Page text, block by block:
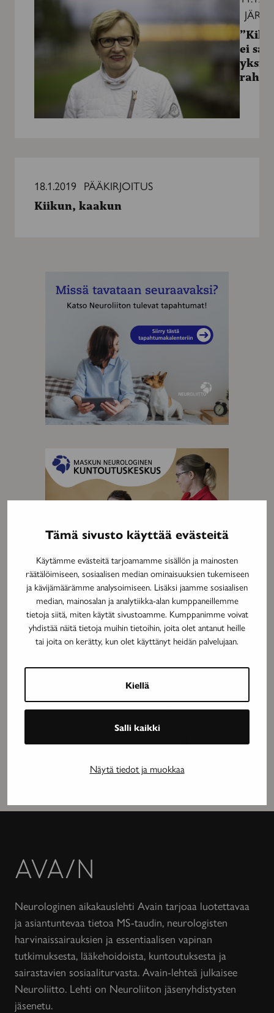
Tämä sivusto käyttää evästeitä
Käytämme evästeitä tarjoamamme sisällön ja mainosten
räätälöimiseen, sosiaalisen median ominaisuuksien tukemiseen
ja kävijämäärämme analysoimiseen. Lisäksi jaamme sosiaalisen
median, mainosalan ja analytiikka-alan kumppaneillemme
tietoja siitä, miten käytät sivustoamme. Kumppanimme voivat
yhdistää näitä tietoja muihin tietoihin, joita olet antanut heille
tai joita on kerätty, kun olet käyttänyt heidän palvelujaan.
Kiellä
Salli kaikki
Näytä tiedot ja muokkaa
ei
raha”
kaakun18.1.2019 PÄÄKIRJOITUS
Kiikun, kaakun
MAINOS
Avain-
lehti
Neurologinen aikakauslehti Avain tarjoaa luotettavaa
ja asiantuntevaa tietoa MS-taudin, neurologisten
harvinaissairauksien ja essentiaalisen vapinan
tutkimuksesta, lääkehoidoista, kuntoutuksesta ja
sairastavien sosiaaliturvasta. Avain-lehteä julkaisee
Neuroliitto. Lehti on Neuroliiton jäsenyhdistysten
jäsenetu.